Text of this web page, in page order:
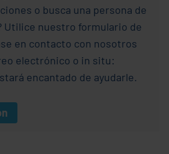
o busca una persona de
Utilice nuestro formulario de
en contacto con nosotros
electrónico o in situ:
encantado de ayudarle.